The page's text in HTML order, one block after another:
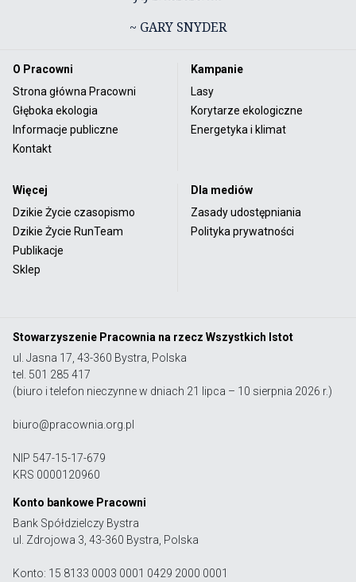
~ GARY SNYDER
O Pracowni
Strona główna Pracowni
Głęboka ekologia
Informacje publiczne
Kontakt
Kampanie
Lasy
Korytarze ekologiczne
Energetyka i klimat
Więcej
Dzikie Życie czasopismo
Dzikie Życie RunTeam
Publikacje
Sklep
Dla mediów
Zasady udostępniania
Polityka prywatności
Stowarzyszenie Pracownia na rzecz Wszystkich Istot
ul. Jasna 17, 43-360 Bystra, Polska
tel. 501 285 417
(biuro i telefon nieczynne w dniach 21 lipca – 10 sierpnia 2026 r.)
biuro@pracownia.org.pl
NIP 547-15-17-679
KRS 0000120960
Konto bankowe Pracowni
Bank Spółdzielczy Bystra
ul. Zdrojowa 3, 43-360 Bystra, Polska
Konto: 15 8133 0003 0001 0429 2000 0001